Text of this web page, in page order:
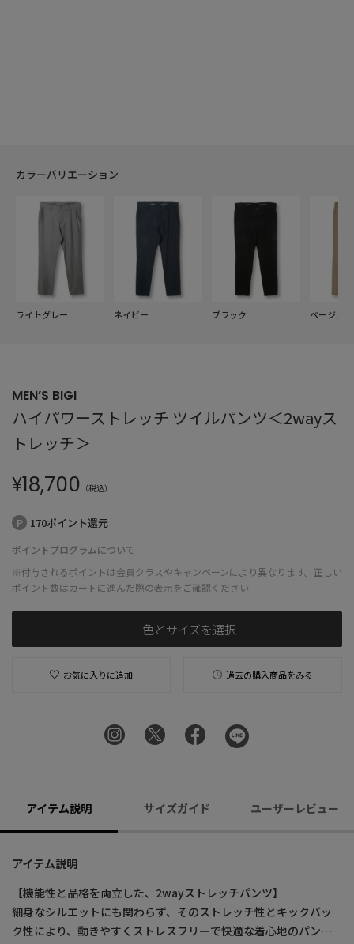
カラーバリエーション
ライトグレー ネイビー ブラック ベージュ
MEN’S BIGI
ハイパワーストレッチ ツイルパンツ＜2wayス
トレッチ＞
¥18,700 （税込）
170ポイント還元
ポイントプログラムについて
※付与されるポイントは会員クラスやキャンペーンにより異なります。正しい
ポイント数はカートに進んだ際の表示をご確認ください
色とサイズを選択
お気に入りに追加 過去の購入商品をみる
アイテム説明 サイズガイド ユーザーレビュー
アイテム説明
【機能性と品格を両立した、2wayストレッチパンツ】
細身なシルエットにも関わらず、そのストレッチ性とキックバッ
ク性により、動きやすくストレスフリーで快適な着心地のパン